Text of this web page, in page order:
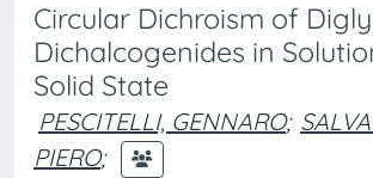
Circular Dichroism of
Dichalcogenides in
Solid State
PESCITELLI, GENNARO;
PIERO;